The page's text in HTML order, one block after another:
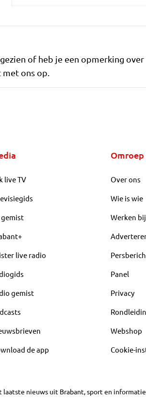
of heb je een opmerking
ons op.
live TV
gemist
live radio
gemist
de app
Over ons
Wie is wie
Werken
Panel
Privacy
Webshop
Cookie-
laatste nieuws uit Brabant, sport en